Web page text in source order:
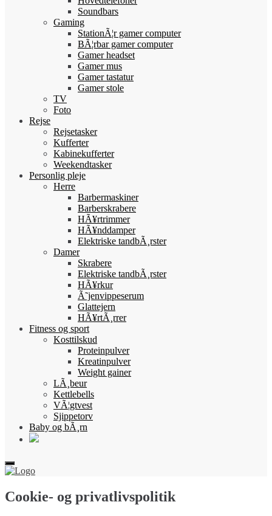
Soundbars
Gaming
StationÃ¦r gamer computer
BÃ¦rbar gamer computer
Gamer headset
Gamer mus
Gamer tastatur
Gamer stole
TV
Foto
Rejse
Rejsetasker
Kufferter
Kabinekufferter
Weekendtasker
Personlig pleje
Herre
Barbermaskiner
Barberskrabere
HÃ¥rtrimmer
HÃ¥nddamper
Elektriske tandbÃ¸rster
Damer
Skrabere
Elektriske tandbÃ¸rster
HÃ¥rkur
Ã˜jenvippeserum
Glattejern
HÃ¥rtÃ¸rrer
Fitness og sport
Kosttilskud
Proteinpulver
Kreatinpulver
Weight gainer
LÃ¸beur
Kettlebells
VÃ¦gtvest
Sjippetorv
Baby og bÃ¸rn
Cookie- og privatlivspolitik